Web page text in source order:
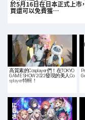
於5月16日在日本正式上市
買還可以免費獲…
高質素的Cosplayer們！在TOKYO
GAME SHOW 2022發現的美人Co
splayer特輯！